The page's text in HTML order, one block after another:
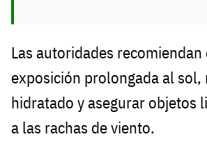
Las autoridades recomiendan
exposición prolongada al sol,
hidratado y asegurar objetos
a las rachas de viento.